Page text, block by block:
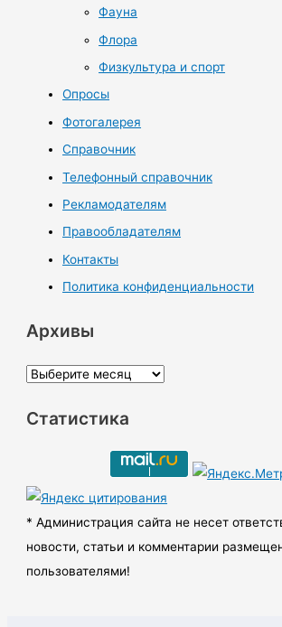
Фауна
Флора
Физкультура и спорт
Опросы
Фотогалерея
Справочник
Телефонный справочник
Рекламодателям
Правообладателям
Контакты
Политика конфиденциальности
Архивы
А
х
ы
Статистика
* Администрация сайта не несет
новости, статьи и комментарии
пользователями!